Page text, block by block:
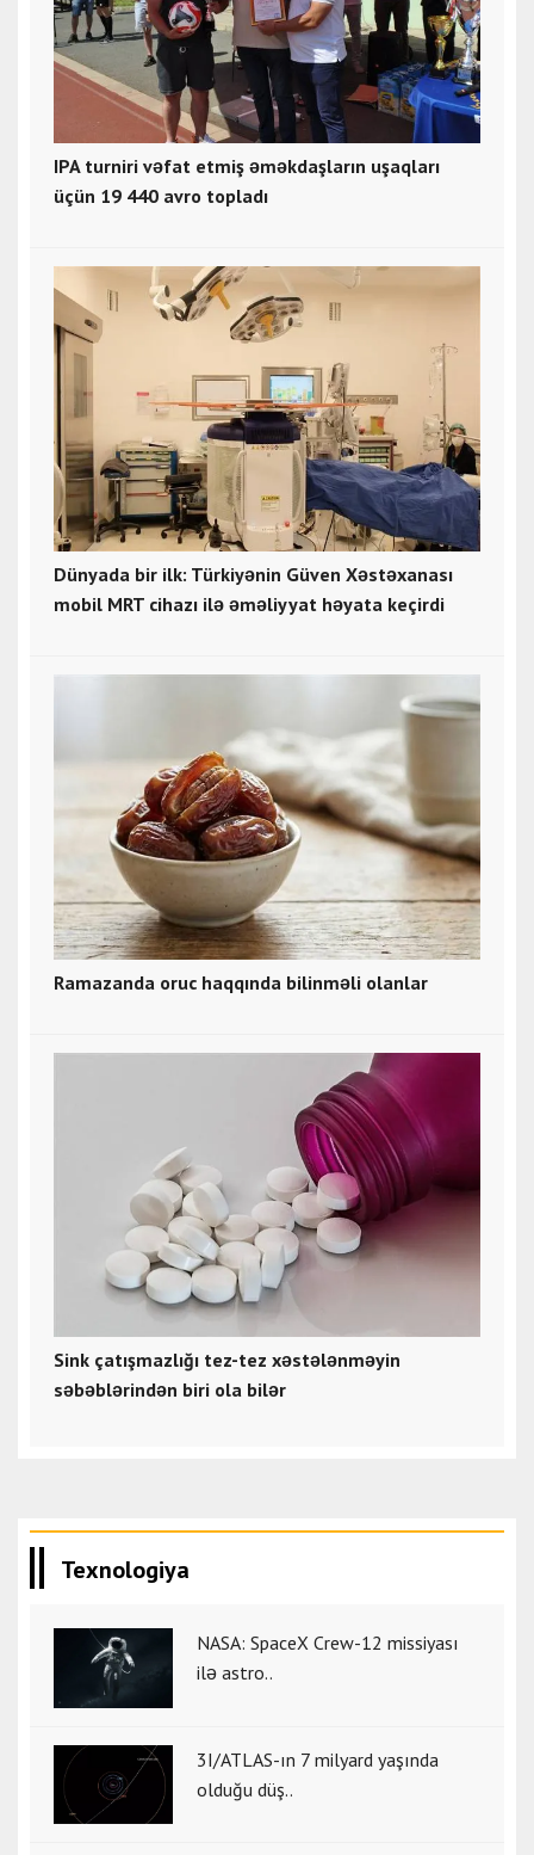
IPA turniri vəfat etmiş əməkdaşların uşaqları
üçün 19 440 avro topladı
Dünyada bir ilk: Türkiyənin Güven Xəstəxanası
mobil MRT cihazı ilə əməliyyat həyata keçirdi
Ramazanda oruc haqqında bilinməli olanlar
Sink çatışmazlığı tez-tez xəstələnməyin
səbəblərindən biri ola bilər
Texnologiya
NASA: SpaceX Crew-12 missiyası
ilə astro..
3I/ATLAS-ın 7 milyard yaşında
olduğu düş..